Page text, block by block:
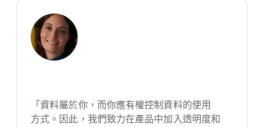
「資料​屬​於​你，​而​你​應​有​權​控制​資料​的​使用​
方式。​因此，​我們​致力​在​產品​中​加入​透明度​和​